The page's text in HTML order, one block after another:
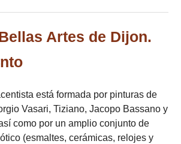
Artes de Dijon.
está formada por pinturas de
Vasari, Tiziano, Jacopo Bassano y
como por un amplio conjunto de
(esmaltes, cerámicas, relojes y